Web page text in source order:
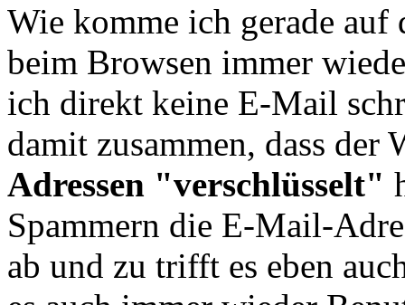
Wie komme ich gerade auf
beim Browsen immer
ich direkt keine E-Mail
damit zusammen, dass der
Adressen "verschlüsselt"
Spammern die E-Mail-
ab und zu trifft es eben